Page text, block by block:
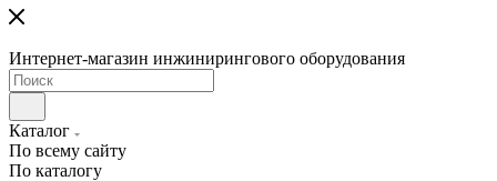
Интернет-магазин инжинирингового оборудования
Каталог
По всему сайту
По каталогу